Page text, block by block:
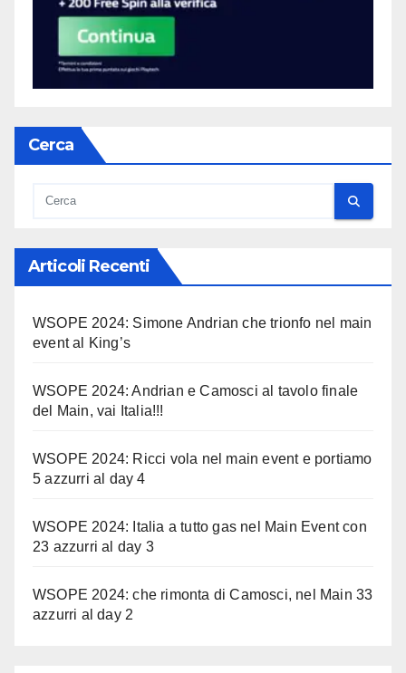
Cerca
Articoli Recenti
WSOPE 2024: Simone Andrian che trionfo nel main
event al King’s
WSOPE 2024: Andrian e Camosci al tavolo finale
del Main, vai Italia!!!
WSOPE 2024: Ricci vola nel main event e portiamo
5 azzurri al day 4
WSOPE 2024: Italia a tutto gas nel Main Event con
23 azzurri al day 3
WSOPE 2024: che rimonta di Camosci, nel Main 33
azzurri al day 2